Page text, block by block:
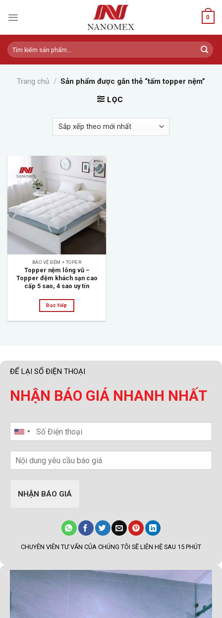
0
Tìm
kiếm:
Trang chủ / Sản phẩm được gắn thẻ “tấm topper nệm”
LỌC
Add to
wishlist
BẢO VỆ ĐỆM + TOPER
Topper nệm lông vũ –
Topper đệm khách sạn cao
cấp 5 sao, 4 sao uy tín
Đọc tiếp
ĐỂ LẠI SỐ ĐIỆN THOẠI
NHẬN BÁO GIÁ NHANH NHẤT
NHẬN BÁO GIÁ
CHUYÊN VIÊN TƯ VẤN CỦA CHÚNG TÔI SẼ LIÊN HỆ SAU 15 PHÚT